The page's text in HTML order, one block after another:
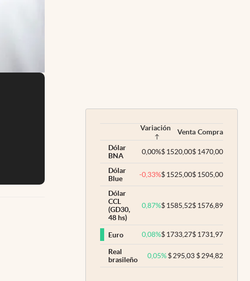
Variación Venta Compra
Dólar
BNA
0,00%$1520,00$1470,00
Dólar
Blue
-0,33%$1525,00$1505,00
Dólar
CCL
(GD30,
48 hs)
0,87%$1585,52$1576,89
Euro 0,08%$1733,27$1731,97
Real
brasileño
0,05% $295,03 $294,82